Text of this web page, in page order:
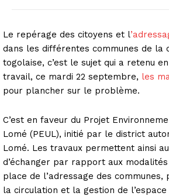
Le repérage des citoyens et l
dans les différentes communes de la
togolaise, c’est le sujet qui a retenu
travail, ce mardi 22 septembre, les
pour plancher sur le problème.
C’est en faveur du Projet
Lomé (PEUL), initié par le district
Lomé. Les travaux permettent ainsi
d’échanger par rapport aux
place de l’adressage des
la circulation et la gestion de